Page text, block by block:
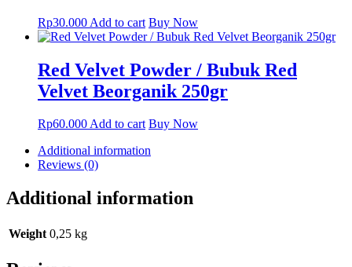
be
chosen
on
the
product
page
Rp30.000 Add to cart Buy Now
Red Velvet Powder / Bubuk Red
Velvet Beorganik 250gr
Rp60.000Add to cart Buy Now
Additional information
Reviews (0)
Additional information
Weight 0,25 kg